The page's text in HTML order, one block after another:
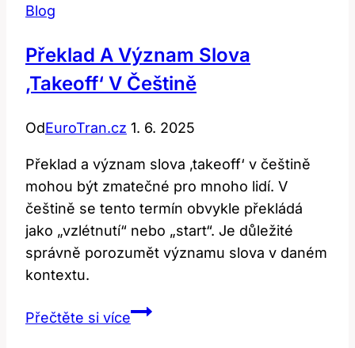
Blog
Překlad A Význam Slova
‚takeoff‘ V Češtině
OdEuroTran.cz 1. 6. 2025
Překlad a význam slova ‚takeoff‘ v češtině
mohou být zmatečné pro mnoho lidí. V
češtině se tento termín obvykle překládá
jako „vzlétnutí“ nebo „start“. Je důležité
správně porozumět významu slova v daném
kontextu.
Přečtěte si vícePřeklad